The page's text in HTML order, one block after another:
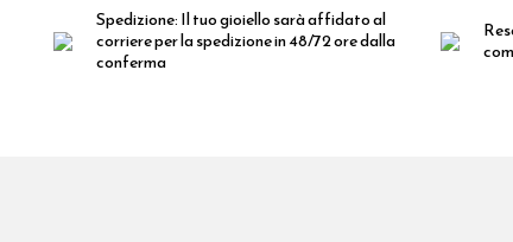
Spedizione:Il tuo gioiello sarà affidato al
corriere per la spedizione in 48/72 ore dalla
conferma